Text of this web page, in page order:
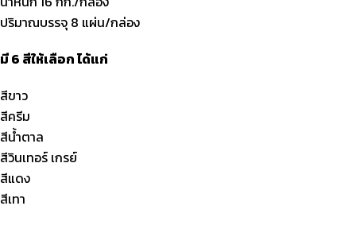
ปริมาณบรรจุ 8 แผ่น/กล่อง
มี 6 สีให้เลือก ได้แก่
สีขาว
สีครีม
สีน้ำตาล
สีวินเทอร์ เกรย์
สีแดง
สีเทา